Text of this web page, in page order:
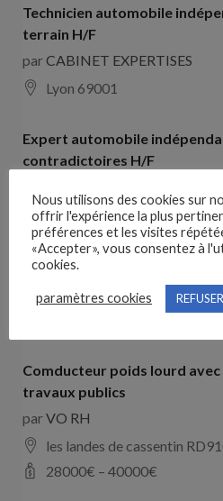
Technicien automobile
terrain H/F
parCABINET EXPERTISES
Lyon 69001
Expert automobile
contradictoires H/F
Lyon 69001
Collaborateur comptable H/F
parHays France
Comducteur poids lourd avec
travaux publics
parVO RH
les landes de cassentin
28000€ – 40000€
Nous utilisons des cookies sur
offrir l'expérience la plus
préférences et les visites
«Accepter», vous consentez à
cookies.
paramètres cookies REFUSER